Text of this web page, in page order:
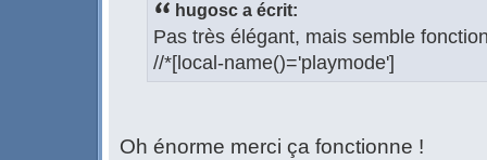
hugosc a écrit:
Pas très élégant, mais semble
//*[local-name()='playmode']
Oh énorme merci ça fonctionne !